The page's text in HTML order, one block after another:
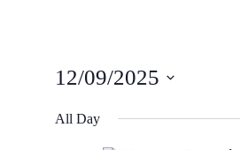
12/09/2025
date.
All Day